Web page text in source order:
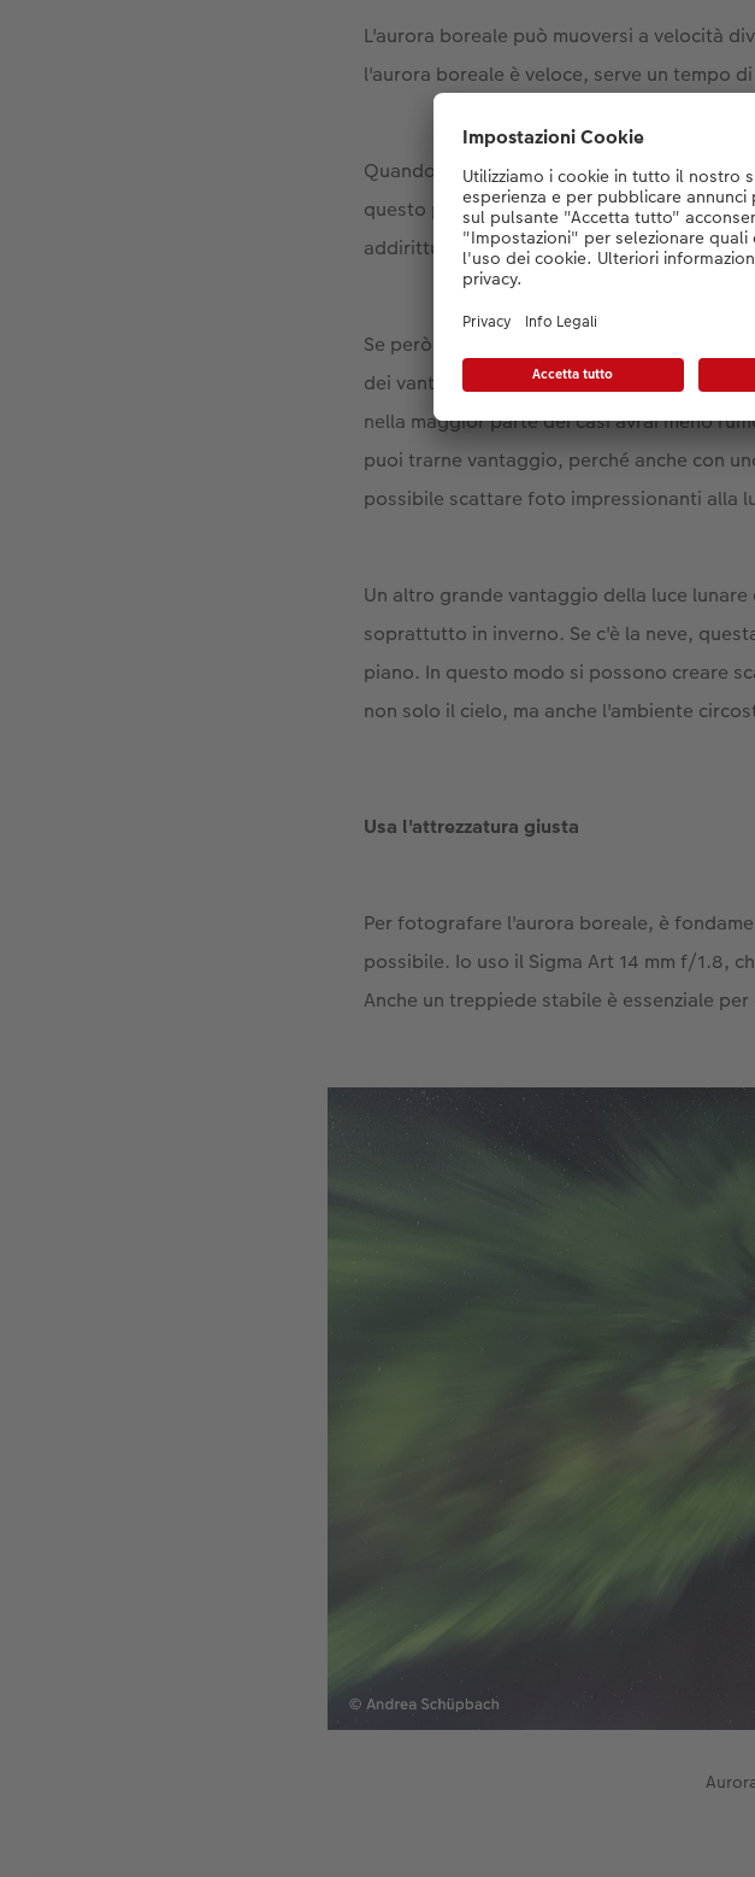
L'aurora boreale può muoversi a velocità
l'aurora boreale è veloce, serve un tempo
Quando c'è la luna, soprattutto se piena,
questo può essere un problema, perché la
addirittura la fa sparire. Questo rende
Se però le aurore boreali sono ben visibili
dei vantaggi. Ad esempio, puoi tenere
nella maggior parte dei casi avrai meno
puoi trarne vantaggio, perché anche con
possibile scattare foto impressionanti alla
Un altro grande vantaggio della luce
soprattutto in inverno. Se c'è la neve,
piano. In questo modo si possono creare
non solo il cielo, ma anche l'ambiente
Usa l'attrezzatura giusta
Per fotografare l'aurora boreale, è
possibile. Io uso il Sigma Art 14 mm f/1.8,
Anche un treppiede stabile è essenziale